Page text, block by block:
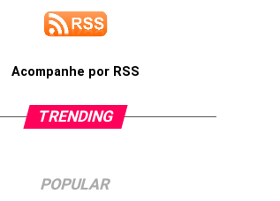
Acompanhe por RSS
TRENDING
POPULAR